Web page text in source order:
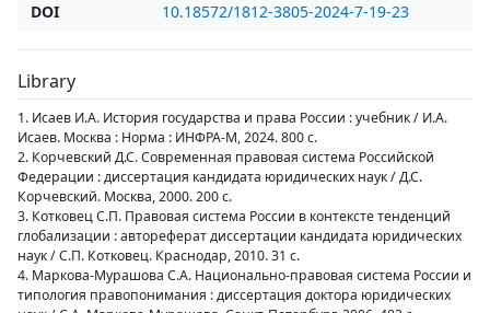
DOI
10.18572/1812-3805-2024-7-19-23
Library
1. Исаев И.А. История государства и права России : учебник / И.А.
Исаев. Москва : Норма : ИНФРА-М, 2024. 800 с.
2. Корчевский Д.С. Современная правовая система Российской
Федерации : диссертация кандидата юридических наук / Д.С.
Корчевский. Москва, 2000. 200 с.
3. Котковец С.П. Правовая система России в контексте тенденций
глобализации : автореферат диссертации кандидата юридических
наук / С.П. Котковец. Краснодар, 2010. 31 с.
4. Маркова-Мурашова С.А. Национально-правовая система России и
типология правопонимания : диссертация доктора юридических